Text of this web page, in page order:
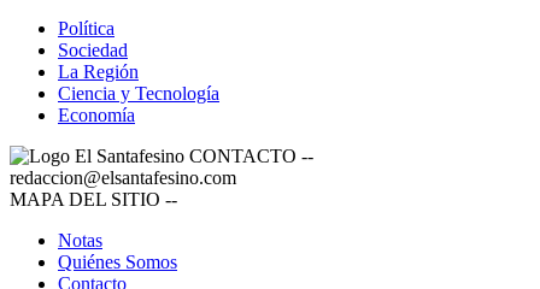
Política
Sociedad
La Región
Ciencia y Tecnología
Economía
CONTACTO --
redaccion@elsantafesino.com
MAPA DEL SITIO --
Notas
Quiénes Somos
Contacto